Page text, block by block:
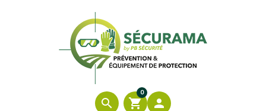
search shopping_cart
0
